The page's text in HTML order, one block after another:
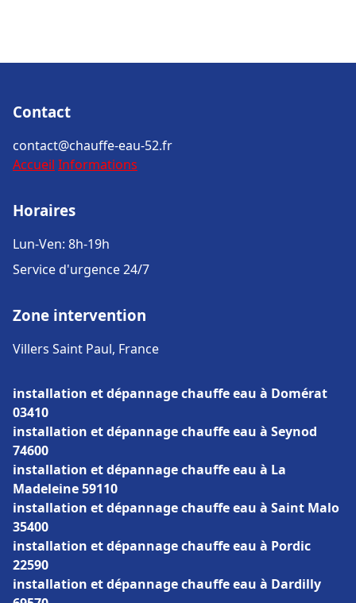
Contact
contact@chauffe-eau-52.fr
Accueil Informations
Horaires
Lun-Ven: 8h-19h
Service d'urgence 24/7
Zone intervention
Villers Saint Paul, France
installation et dépannage chauffe eau à Domérat
03410
installation et dépannage chauffe eau à Seynod
74600
installation et dépannage chauffe eau à La
Madeleine 59110
installation et dépannage chauffe eau à Saint Malo
35400
installation et dépannage chauffe eau à Pordic
22590
installation et dépannage chauffe eau à Dardilly